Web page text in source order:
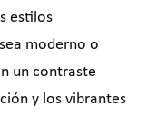
estilos
moderno o
un contraste
y los vibrantes